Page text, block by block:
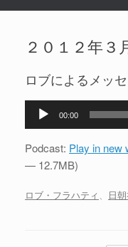
２０１２年３
ロブによるメッセ
プ
ヤ
00:00
Podcast: Play in new
— 12.7MB)
ロブ・フラハティ、 日